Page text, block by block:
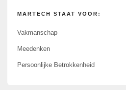
MARTECH STAAT VOOR:
Vakmanschap
Meedenken
Persoonlijke Betrokkenheid